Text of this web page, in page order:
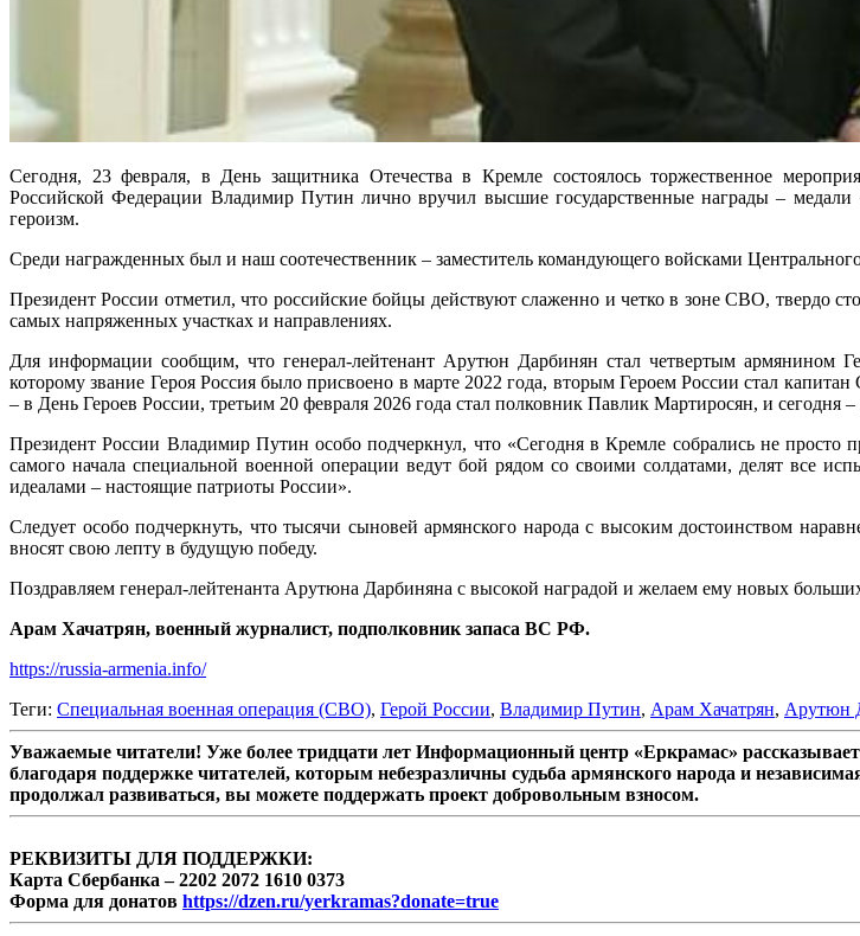
Сегодня, 23 февраля, в День защитника Отечества в Кремле состоялось торжественное
Российской Федерации Владимир Путин лично вручил высшие государственные награды –
героизм.
Среди награжденных был и наш соотечественник – заместитель командующего войсками
Президент России отметил, что российские бойцы действуют слаженно и четко в зоне СВО, твердо
самых напряженных участках и направлениях.
Для информации сообщим, что генерал-лейтенант Арутюн Дарбинян стал четвертым
которому звание Героя Россия было присвоено в марте 2022 года, вторым Героем России стал
– в День Героев России, третьим 20 февраля 2026 года стал полковник Павлик Мартиросян, и сегодня
Президент России Владимир Путин особо подчеркнул, что «Сегодня в Кремле собрались не
самого начала специальной военной операции ведут бой рядом со своими солдатами, делят все
идеалами – настоящие патриоты России».
Следует особо подчеркнуть, что тысячи сыновей армянского народа с высоким достоинством
вносят свою лепту в будущую победу.
Поздравляем генерал-лейтенанта Арутюна Дарбиняна с высокой наградой и желаем ему новых
Арам Хачатрян, военный журналист, подполковник запаса ВС РФ.
https://russia-armenia.info/
Теги: Специальная военная операция (СВО), Герой России, Владимир Путин, Арам Хачатрян, Арутюн
Уважаемые читатели! Уже более тридцати лет Информационный центр «Еркрамас»
благодаря поддержке читателей, которым небезразличны судьба армянского народа и
продолжал развиваться, вы можете поддержать проект добровольным взносом.
РЕКВИЗИТЫ ДЛЯ ПОДДЕРЖКИ:
Карта Сбербанка – 2202 2072 1610 0373
Форма для донатов https://dzen.ru/yerkramas?donate=true